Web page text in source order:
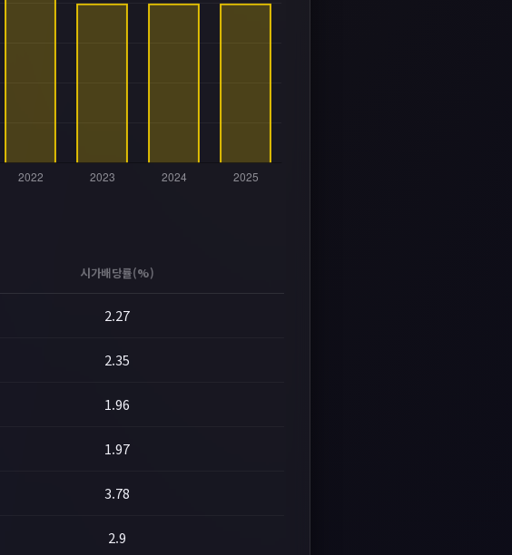
시가배당률(%)
2.27
2.35
1.96
1.97
3.78
2.9